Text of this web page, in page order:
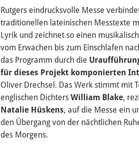
Rutgers eindrucksvolle Messe
traditionellen lateinischen Messtexte
Lyrik und zeichnet so einen
vom Erwachen bis zum Einschlafen
das Programm durch die
für dieses Projekt komponierten
Oliver Drechsel. Das Werk stimmt mit
englischen Dichters William Blake,
Natalie Hüskens, auf die Messe ein
den Übergang von der nächtlichen
des Morgens.